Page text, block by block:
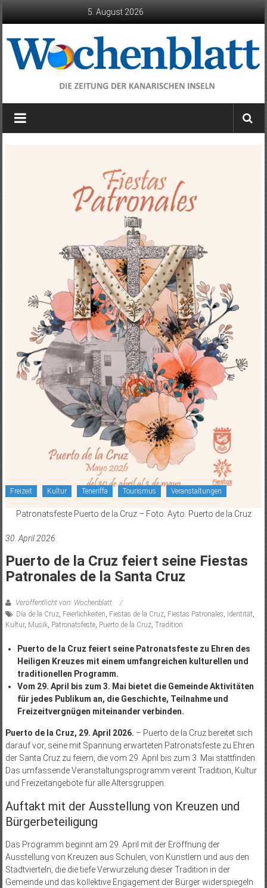
5. August 2026
Wochenblatt
die
Freizeit Kultur Teneriffa Tourismus Veranstaltungen
Patronatsfeste Puerto de la Cruz – Foto: Ayto. Puerto de la Cruz
30. April 2026
Puerto de la Cruz feiert seine Fiestas
Patronales de la Santa Cruz
Veröffentlicht von: Wochenblatt
Día de la Cruz, Feierlichkeiten, Fiestas de la Cruz, Fiestas Patronales, Identität,
Kultur, Musik, Patronatsfeste, Puerto de la Cruz, Tradition
Puerto de la Cruz feiert seine Patronatsfeste zu Ehren des
Heiligen Kreuzes mit einem umfangreichen kulturellen und
traditionellen Programm.
Vom 29. April bis zum 3. Mai bietet die Gemeinde Aktivitäten
für jedes Publikum an, die Geschichte, Teilnahme und
Freizeitvergnügen miteinander verbinden.
Puerto de la Cruz, 29. April 2026. – Puerto de la Cruz bereitet sich
darauf vor, seine mit Spannung erwarteten Patronatsfeste zu Ehren
der Santa Cruz zu feiern, die vom 29. April bis zum 3. Mai stattfinden.
Das umfassende Veranstaltungsprogramm vereint Tradition, Kultur
und Freizeitangebote für alle Altersgruppen.
Auftakt mit der Ausstellung von Kreuzen und
Bürgerbeteiligung
Das Programm beginnt am 29. April mit der Eröffnung der
Ausstellung von Kreuzen aus Schulen, von Künstlern und aus den
Stadtvierteln, die die tiefe Verwurzelung dieser Tradition in der
Gemeinde und das kollektive Engagement der Bürger widerspiegeln.